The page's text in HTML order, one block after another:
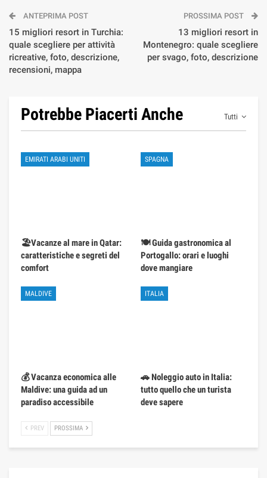
ANTEPRIMA POST
15 migliori resort in Turchia:
quale scegliere per attività
ricreative, foto, descrizione,
recensioni, mappa
PROSSIMA POST
13 migliori resort in
Montenegro: quale scegliere
per svago, foto, descrizione
Tutti
Potrebbe Piacerti Anche
EMIRATI ARABI UNITI
🏖️Vacanze al mare in Qatar:
caratteristiche e segreti del
comfort
SPAGNA
🍽️ Guida gastronomica al
Portogallo: orari e luoghi
dove mangiare
MALDIVE
💰 Vacanza economica alle
Maldive: una guida ad un
paradiso accessibile
ITALIA
🚗 Noleggio auto in Italia:
tutto quello che un turista
deve sapere
PREV PROSSIMA